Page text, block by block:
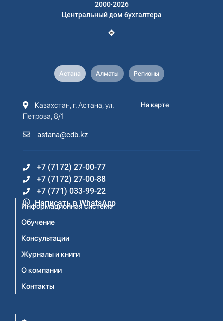
2000-2026
Центральный дом бухгалтера
Астана Алматы Регионы
Казахстан, г. Астана, ул.
Петрова, 8/1
astana@cdb.kz
На карте
+7 (7172) 27-00-77
+7 (7172) 27-00-88
+7 (771) 033-99-22
Написать в WhatsApp
Информационная система
Обучение
Консультации
Журналы и книги
О компании
Контакты